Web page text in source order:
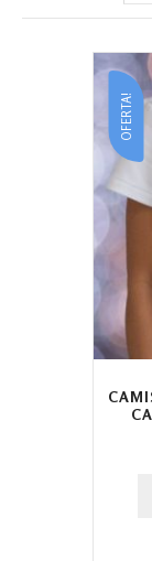
OFERTA!